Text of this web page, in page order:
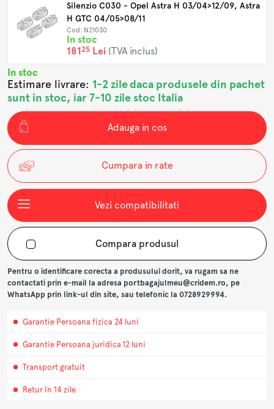
Silenzio C030 - Opel Astra H 03/04>12/09, Astra
H GTC 04/05>08/11
Cod: N21030
In stoc
18125 Lei (TVA inclus)
In stoc
Estimare livrare: 1-2 zile daca produsele din pachet
sunt in stoc, iar 7-10 zile stoc Italia
Adauga in cos
Cumpara in rate
Vezi compatibilitati
Compara produsul
Pentru o identificare corecta a produsului dorit, va rugam sa ne
contactati prin e-mail la adresa portbagajulmeu@cridem.ro, pe
WhatsApp prin link-ul din site, sau telefonic la 0728929994.
Garantie Persoana fizica 24 luni
Garantie Persoana juridica 12 luni
Transport gratuit
Retur în 14 zile